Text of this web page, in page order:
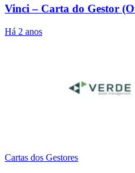
Vinci – Carta do Gestor
Há 2 anos
Cartas dos Gestores